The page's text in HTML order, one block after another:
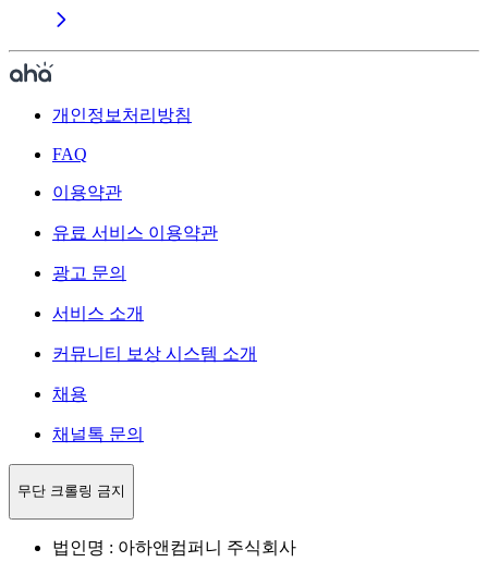
개인정보처리방침
FAQ
이용약관
유료 서비스 이용약관
광고 문의
서비스 소개
커뮤니티 보상 시스템 소개
채용
채널톡 문의
무단 크롤링 금지
법인명 : 아하앤컴퍼니 주식회사